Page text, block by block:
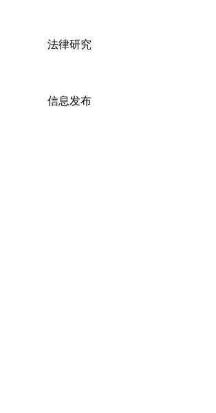
法律研究
信息发布